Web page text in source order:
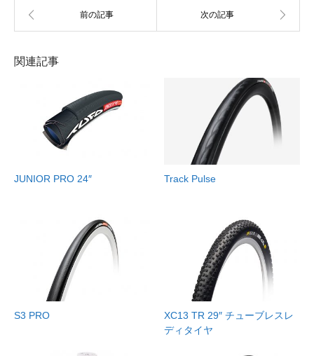
関連記事
JUNIOR PRO 24″ Track Pulse
S3 PRO
XC13 TR 29″ チューブレスレ
ディタイヤ